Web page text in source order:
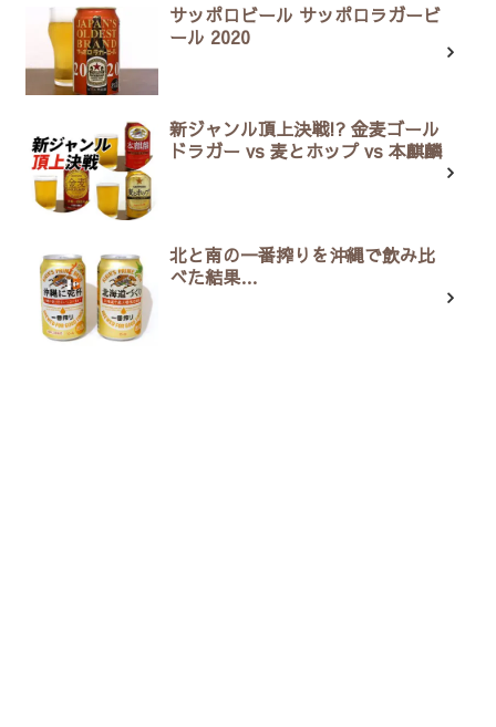
サッポロビール サッポロラガービ
ール 2020
新ジャンル頂上決戦!? 金麦ゴール
ドラガー vs 麦とホップ vs 本麒麟
北と南の一番搾りを沖縄で飲み比
べた結果…